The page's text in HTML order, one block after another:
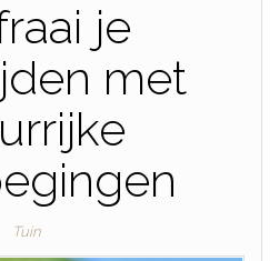
je
met
Tuin